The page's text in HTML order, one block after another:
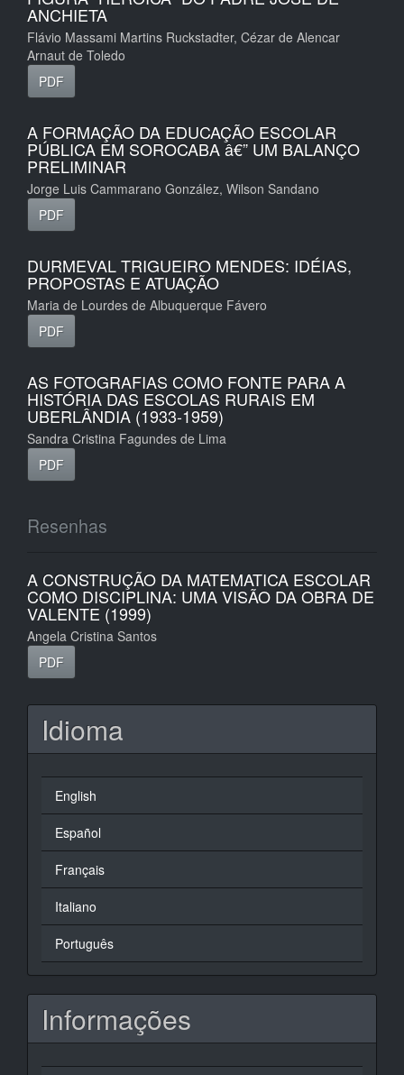
ANCHIETA
Flávio Massami Martins Ruckstadter, Cézar de Alencar
Arnaut de Toledo
PDF
A FORMAÇÃO DA EDUCAÇÃO ESCOLAR
PÚBLICA EM SOROCABA â€” UM BALANÇO
PRELIMINAR
Jorge Luis Cammarano González, Wilson Sandano
PDF
DURMEVAL TRIGUEIRO MENDES: IDÉIAS,
PROPOSTAS E ATUAÇÃO
Maria de Lourdes de Albuquerque Fávero
PDF
AS FOTOGRAFIAS COMO FONTE PARA A
HISTÓRIA DAS ESCOLAS RURAIS EM
UBERLÂNDIA (1933-1959)
Sandra Cristina Fagundes de Lima
PDF
Resenhas
A CONSTRUÇÃO DA MATEMATICA ESCOLAR
COMO DISCIPLINA: UMA VISÃO DA OBRA DE
VALENTE (1999)
Angela Cristina Santos
PDF
Idioma
English
Español
Français
Italiano
Português
Informações